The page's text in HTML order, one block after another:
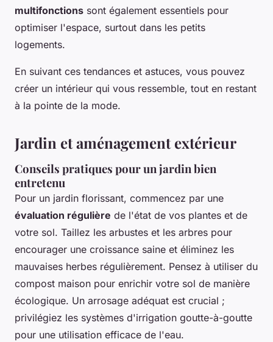
multifonctions sont également essentiels pour
optimiser l'espace, surtout dans les petits
logements.
En suivant ces tendances et astuces, vous pouvez
créer un intérieur qui vous ressemble, tout en restant
à la pointe de la mode.
Jardin et aménagement extérieur
Conseils pratiques pour un jardin bien
entretenu
Pour un jardin florissant, commencez par une
évaluation régulière de l'état de vos plantes et de
votre sol. Taillez les arbustes et les arbres pour
encourager une croissance saine et éliminez les
mauvaises herbes régulièrement. Pensez à utiliser du
compost maison pour enrichir votre sol de manière
écologique. Un arrosage adéquat est crucial ;
privilégiez les systèmes d'irrigation goutte-à-goutte
pour une utilisation efficace de l'eau.